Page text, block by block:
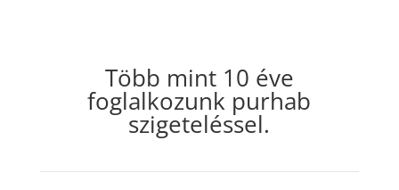
Több mint 10 éve
foglalkozunk purhab
szigeteléssel.